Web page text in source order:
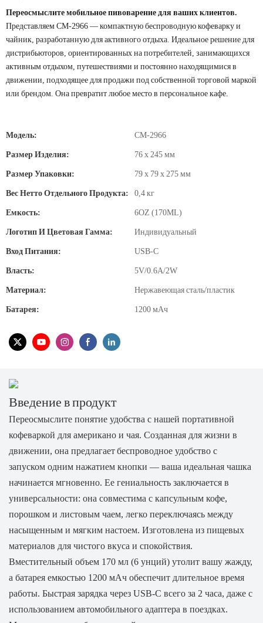
Переосмыслите мобильное пивоварение для ваших клиентов.
Представляем CM-2966 — компактную беспроводную кофеварку и
чайник, разработанную для активного отдыха. Идеальное решение для
дистрибьюторов, ориентированных на потребителей, занимающихся
активным отдыхом, путешествиями и постоянно находящимися в
движении, подходящее для продажи под собственной торговой маркой
или брендом. Она превратит любое место в персональное кафе.
Модель: CM-2966
Размер Изделия: 76 x 245 мм
Размер Упаковки: 79 x 79 x 275 мм
Вес Нетто Отдельного Продукта: 0,4 кг
Емкость: 6OZ (170ML)
Логотип И Цветовая Гамма: Индивидуальный
Вход Питания: USB-C
Власть: 5V/0.6A/2W
Материал: Нержавеющая сталь/пластик
Батарея: 1200 мАч
Введение в продукт
Переосмыслите понятие удобства с нашей портативной
кофеваркой для американо и чая. Созданная для жизни в
движении, она предлагаетбеспроводное удобство с
запуском одним нажатием кнопки — ваша идеальная чашка
начинается мгновенно. Ее гениальность заключается в
универсальности: она совместима с капсульным кофе,
порошком и листовым чаем, легко переключаясь между
насыщенным и мягким настоем. Изготовлена ​​из пищевых
материалов для чистого вкуса и спокойствия.
Вместительный объем 170 мл (6 унций) утолит вашу жажду,
а батарея емкостью 1200 мАч обеспечит длительное время
работы. Быстрая зарядка через USB-C всего за 2 часа, даже с
использованием автомобильного адаптера в поездках.